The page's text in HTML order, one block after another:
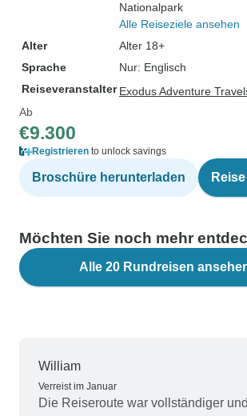
Nationalpark
Alle Reiseziele ansehen
Alter
Alter 18+
Sprache
Nur: Englisch
Reiseveranstalter Exodus Adventure
Ab
€9.300
Registrieren to unlock savings
Broschüre herunterladen
Möchten Sie noch mehr
Alle 20 Rundreisen
William
Verreist im Januar
Die Reiseroute war vollständiger